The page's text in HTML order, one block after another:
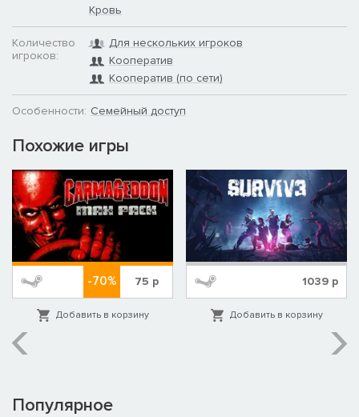
Кровь
Количество
игроков:
Для нескольких игроков
Кооператив
Кооператив (по сети)
Особенности: Семейный доступ
Похожие игры
-70% 75 р
Добавить в корзину
1039 р
Добавить в корзину
Популярное